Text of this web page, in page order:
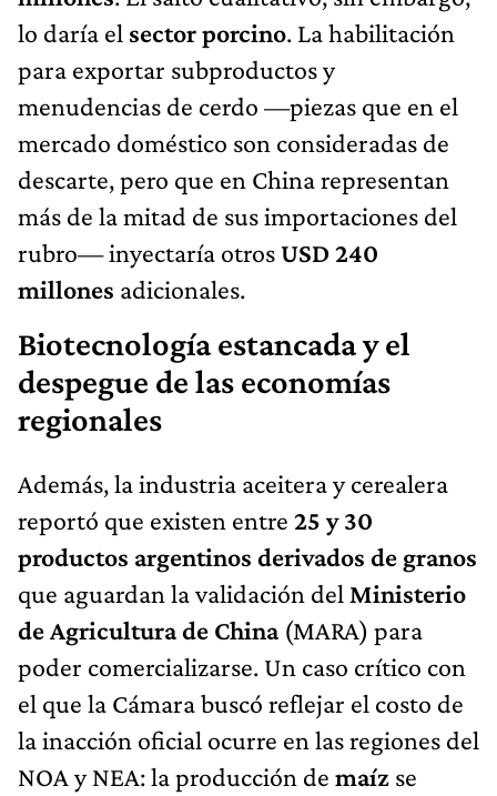
lo daría el sector porcino. La habilitación
para exportar subproductos y
menudencias de cerdo —piezas que en el
mercado doméstico son consideradas de
descarte, pero que en China representan
más de la mitad de sus importaciones del
rubro— inyectaría otrosUSD 240
millones adicionales.
Biotecnología estancada y el
despegue de las economías
regionales
Además, la industria aceitera y cerealera
reportó que existen entre 25 y 30
productos argentinos derivados de granos
que aguardan la validación del Ministerio
de Agricultura de China(MARA) para
poder comercializarse. Un caso crítico con
el que la Cámara buscó reflejar el costo de
la inacción oficial ocurre en las regiones del
NOA y NEA: la producción de maíz se